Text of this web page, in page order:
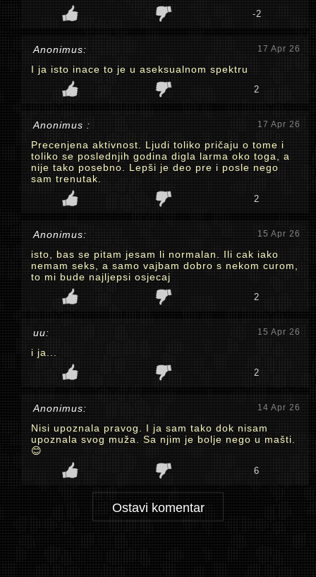
-2
Anonimus: 17 Apr 26
I ja isto inace to je u aseksualnom spektru
2
Anonimus : 17 Apr 26
Precenjena aktivnost. Ljudi toliko pričaju o tome i
toliko se poslednjih godina digla larma oko toga, a
nije tako posebno. Lepši je deo pre i posle nego
sam trenutak.
2
Anonimus: 15 Apr 26
isto, bas se pitam jesam li normalan. Ili cak iako
nemam seks, a samo vajbam dobro s nekom curom,
to mi bude najljepsi osjecaj
2
uu: 15 Apr 26
i ja...
2
Anonimus: 14 Apr 26
Nisi upoznala pravog. I ja sam tako dok nisam
upoznala svog muža. Sa njim je bolje nego u mašti.
😊
6
Ostavi komentar